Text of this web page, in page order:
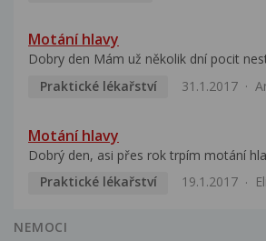
Motání hlavy
Dobry den Mám už několik dní pocit
Praktické lékařství
31.1.2017
Motání hlavy
Dobrý den, asi přes rok trpím motání
Praktické lékařství
19.1.2017
NEMOCI